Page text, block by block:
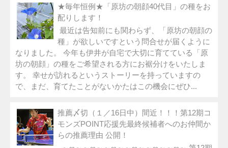
★毎年恒例★「原坊の朝顔40代目」の種をお
配りします！
最近は告知前にも関わらず、「原坊の朝顔の
種」が欲しいですという問合せが届くように
なりました。 今年も伊井が自宅で大切に育てている「原
坊の朝顔」の種をご希望される方にお裾分けをいたしま
す。 幸せが訪れるというストーリーを持っていますの
で、まだ、育てたことがないかたはこの機会にぜひ...
推薦〆切（１／16日中）間近！！！第12期コ
モンズPOINT応援先最終候補者へのお仲間か
らの推薦理由 公開！